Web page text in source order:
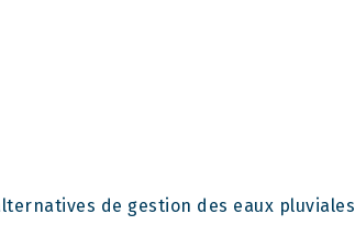
de gestion des eaux pluviales